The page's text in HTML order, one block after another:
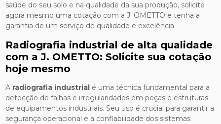
saúde do seu solo e na qualidade da sua produção, solicite
agora mesmo uma cotação com a J. OMETTO e tenha a
garantia de um serviço de qualidade e excelência.
Radiografia industrial de alta qualidade
com a J. OMETTO: Solicite sua cotação
hoje mesmo
A radiografia industrial é uma técnica fundamental para a
detecção de falhas e irregularidades em peças e estruturas
de equipamentos industriais. Seu uso é crucial para garantir a
segurança operacional e a confiabilidade dos sistemas